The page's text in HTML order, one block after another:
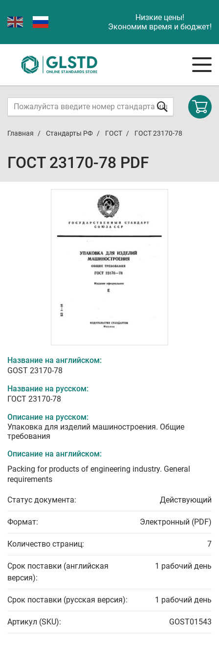
Низкие цены!
Экономим время и бюджет!
Главная Стандарты РФ ГОСТ ГОСТ 23170-78
ГОСТ 23170-78 PDF
Название на английском:
GOST 23170-78
Название на русском:
ГОСТ 23170-78
Описание на русском:
Упаковка для изделий машиностроения. Общие
требования
Описание на английском:
Packing for products of engineering industry. General
requirements
Статус документа: Действующий
Формат: Электронный (PDF)
Количество страниц: 7
Срок поставки (английская
версия):
1 рабочий день
Срок поставки (русская версия): 1 рабочий день
Артикул (SKU): GOST01543